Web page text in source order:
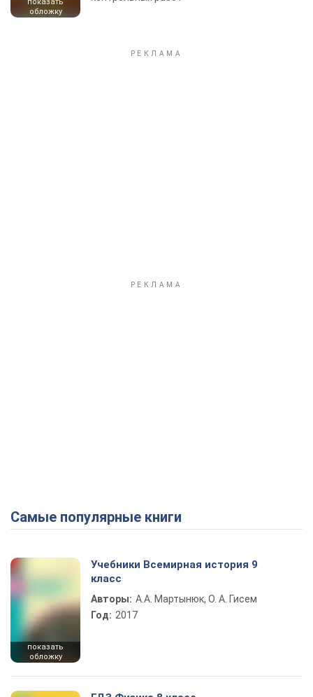
обложку
Самые популярные книги
показать
обложку
Учебники Всемирная история 9
класс
Авторы: А.А. Мартынюк, О. А. Гисем
Год: 2017